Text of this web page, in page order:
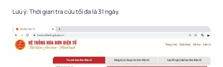
Lưu ý: Thời gian tra cứu tối đa là 31 ngày.